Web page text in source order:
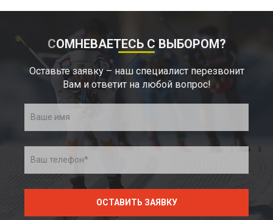
СОМНЕВАЕТЕСЬ С ВЫБОРОМ?
Оставьте заявку – наш специалист перезвонит
Вам и ответит на любой вопрос!